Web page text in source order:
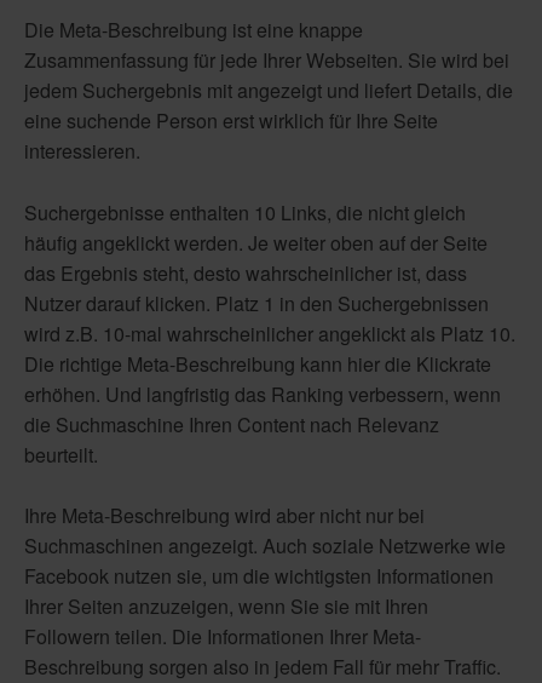
Die Meta-Beschreibung ist eine knappe
Zusammenfassung für jede Ihrer Webseiten. Sie wird bei
jedem Suchergebnis mit angezeigt und liefert Details, die
eine suchende Person erst wirklich für Ihre Seite
interessieren.
Suchergebnisse enthalten 10 Links, die nicht gleich
häufig angeklickt werden. Je weiter oben auf der Seite
das Ergebnis steht, desto wahrscheinlicher ist, dass
Nutzer darauf klicken. Platz 1 in den Suchergebnissen
wird z.B. 10-mal wahrscheinlicher angeklickt als Platz 10.
Die richtige Meta-Beschreibung kann hier die Klickrate
erhöhen. Und langfristig das Ranking verbessern, wenn
die Suchmaschine Ihren Content nach Relevanz
beurteilt.
Ihre Meta-Beschreibung wird aber nicht nur bei
Suchmaschinen angezeigt. Auch soziale Netzwerke wie
Facebook nutzen sie, um die wichtigsten Informationen
Ihrer Seiten anzuzeigen, wenn Sie sie mit Ihren
Followern teilen. Die Informationen Ihrer Meta-
Beschreibung sorgen also in jedem Fall für mehr Traffic.